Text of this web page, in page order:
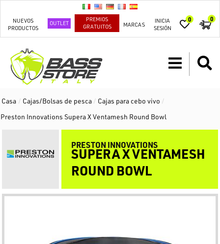
NUEVOS
PRODUCTOS
OUTLET
PREMIOS
GRATUITOS
MARCAS
INICIA
SESIÓN
0 0
Casa / Cajas/Bolsas de pesca / Cajas para cebo vivo /
Preston Innovations Supera X Ventamesh Round Bowl
PRESTON INNOVATIONS
SUPERA X VENTAMESH
ROUND BOWL